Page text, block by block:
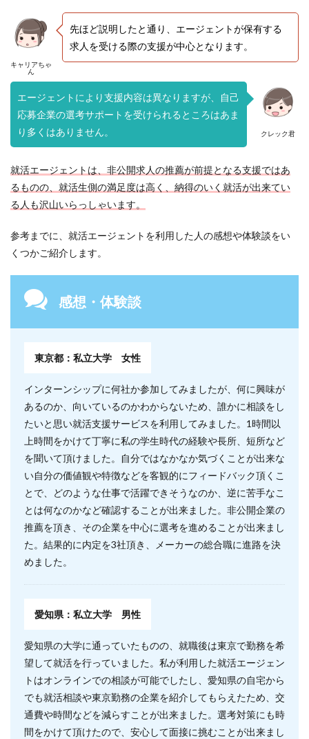
キャリアちゃ
ん
先ほど説明したと通り、エージェントが保有する
求人を受ける際の支援が中心となります。
クレック君
エージェントにより支援内容は異なりますが、自己
応募企業の選考サポートを受けられるところはあま
り多くはありません。
就活エージェントは、非公開求人の推薦が前提となる支援ではあ
るものの、就活生側の満足度は高く、納得のいく就活が出来てい
る人も沢山いらっしゃいます。
参考までに、就活エージェントを利用した人の感想や体験談をい
くつかご紹介します。
感想・体験談
東京都：私立大学 女性
インターンシップに何社か参加してみましたが、何に興味が
あるのか、向いているのかわからないため、誰かに相談をし
たいと思い就活支援サービスを利用してみました。1時間以
上時間をかけて丁寧に私の学生時代の経験や長所、短所など
を聞いて頂けました。自分ではなかなか気づくことが出来な
い自分の価値観や特徴などを客観的にフィードバック頂くこ
とで、どのような仕事で活躍できそうなのか、逆に苦手なこ
とは何なのかなど確認することが出来ました。非公開企業の
推薦を頂き、その企業を中心に選考を進めることが出来まし
た。結果的に内定を3社頂き、メーカーの総合職に進路を決
めました。
愛知県：私立大学 男性
愛知県の大学に通っていたものの、就職後は東京で勤務を希
望して就活を行っていました。私が利用した就活エージェン
トはオンラインでの相談が可能でしたし、愛知県の自宅から
でも就活相談や東京勤務の企業を紹介してもらえたため、交
通費や時間などを減らすことが出来ました。選考対策にも時
間をかけて頂けたので、安心して面接に挑むことが出来まし